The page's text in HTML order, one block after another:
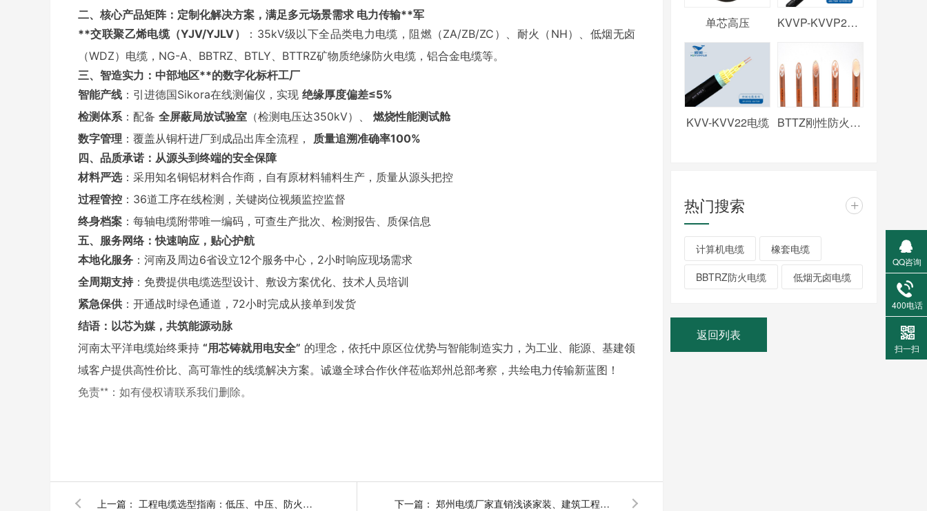
二、核心产品矩阵：定制化解决方案，满足多元场景需求 电力传输**军
**交联聚乙烯电缆（YJV/YJLV）
：35kV级以下全品类电力电缆， 阻燃（ZA/ZB/ZC）、耐火（NH）、低烟无卤
（WDZ）电缆，NG-A、BBTRZ、BTLY、BTTRZ矿物质绝缘防火电缆，铝合金电缆等。
三、智造实力：中部地区**的数字化标杆工厂
智能产线 ：引进德国Sikora在线测偏仪，实现 绝缘厚度偏差≤5%
检测体系 ：配备 全屏蔽局放试验室 （检测电压达350kV）、 燃烧性能测试舱
数字管理 ：覆盖从铜杆进厂到成品出库全流程， 质量追溯准确率100%
四、品质承诺：从源头到终端的安全保障
材料严选：采用知名铜铝材料合作商，自有原材料辅料生产，质量从源头把控
过程管控 ：36道工序在线检测，关键岗位视频监控监督
终身档案 ：每轴电缆附带唯一编码，可查生产批次、检测报告、质保信息
五、服务网络：快速响应，贴心护航
本地化服务 ：河南及周边6省设立12个服务中心，2小时响应现场需求
全周期支持 ：免费提供电缆选型设计、敷设方案优化、技术人员培训
紧急保供 ：开通战时绿色通道，72小时完成从接单到发货
结语：以芯为媒，共筑能源动脉
河南太平洋电缆始终秉持 “用芯铸就用电安全” 的理念，依托中原区位优势与智能制造实力，为工业、能源、基建领
域客户提供高性价比、高可靠性的线缆解决方案。诚邀全球合作伙伴莅临郑州总部考察，共绘电力传输新蓝图！
免责**：如有侵权请联系我们删除。
上一篇： 工程电缆选型指南：低压、中压、防火电缆如何正确选择 下一篇： 郑州电缆厂家直销浅谈家装、建筑工程买什么牌子的电线电缆比较好
单芯高压 KVVP-KVVP2电缆
KVV-KVV22电缆 BTTZ刚性防火电缆
热门搜索 +
计算机电缆 橡套电缆
BBTRZ防火电缆 低烟无卤电缆
返回列表
QQ咨询
400电话
扫一扫